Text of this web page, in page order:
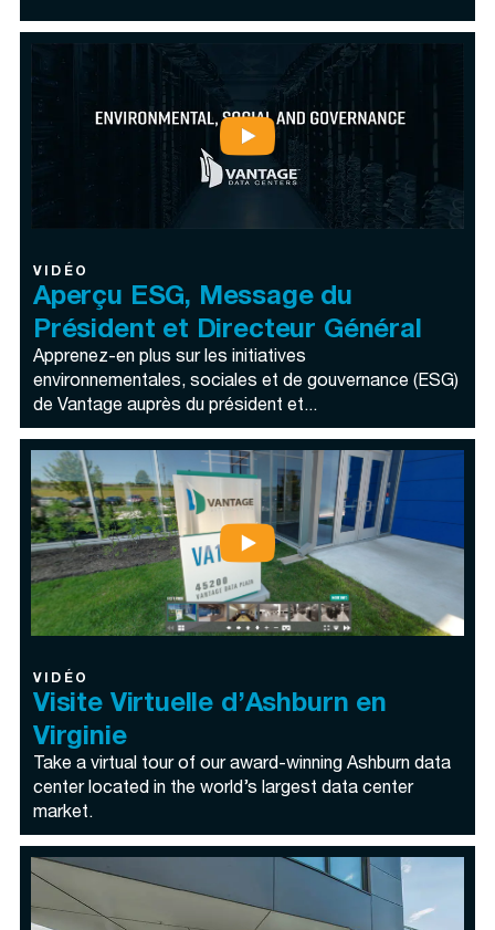
VIDÉO
Aperçu ESG, Message du
Président et Directeur Général
Apprenez-en plus sur les initiatives
environnementales, sociales et de gouvernance (ESG)
de Vantage auprès du président et...
VIDÉO
Visite Virtuelle d’Ashburn en
Virginie
Take a virtual tour of our award-winning Ashburn data
center located in the world’s largest data center
market.